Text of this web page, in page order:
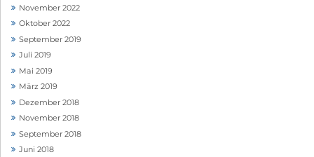
November 2022
Oktober 2022
September 2019
Juli 2019
Mai 2019
März 2019
Dezember 2018
November 2018
September 2018
Juni 2018